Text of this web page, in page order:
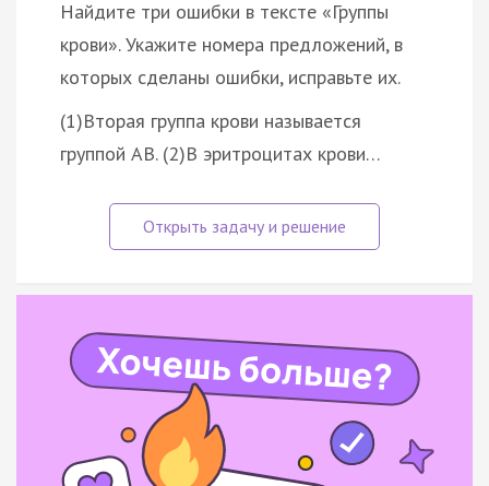
Найдите три ошибки в тексте «Группы
крови». Укажите номера предложений, в
которых сделаны ошибки, исправьте их.
(1)Вторая группа крови называется
группой АВ. (2)В эритроцитах крови…